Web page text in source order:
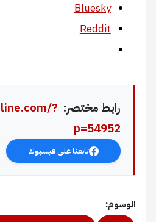
Bluesky
Reddit
رابط مختصر: ?
p=54952
تابعنا على فيسبوك
الوسوم: